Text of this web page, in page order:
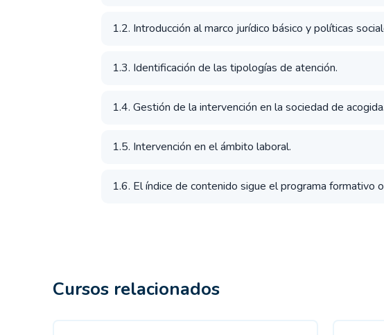
1.2. Introducción al marco jurídico básico y políticas
1.3. Identificación de las tipologías de atención.
1.4. Gestión de la intervención en la sociedad de acogida.
1.5. Intervención en el ámbito laboral.
1.6. El índice de contenido sigue el programa formativo
Cursos relacionados